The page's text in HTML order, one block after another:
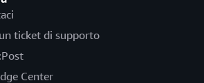
ticket di supporto
Center